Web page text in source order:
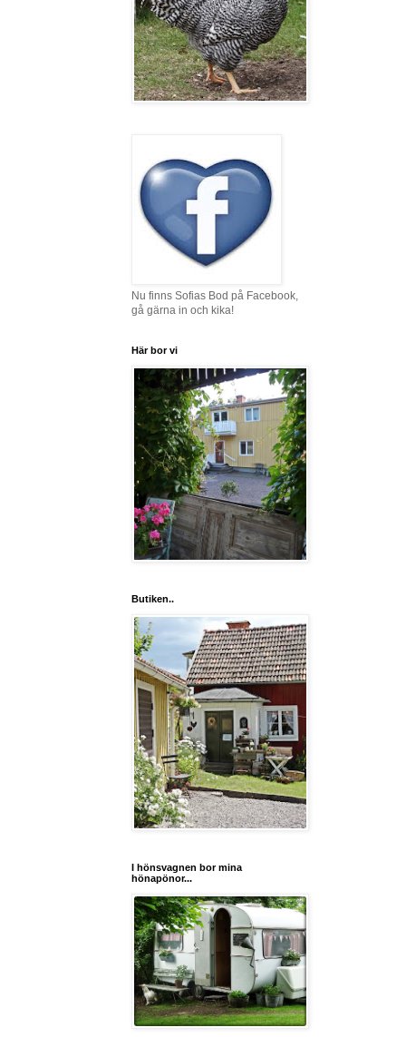
Nu finns Sofias Bod på Facebook,
gå gärna in och kika!
Här bor vi
Butiken..
I hönsvagnen bor mina
hönapönor...